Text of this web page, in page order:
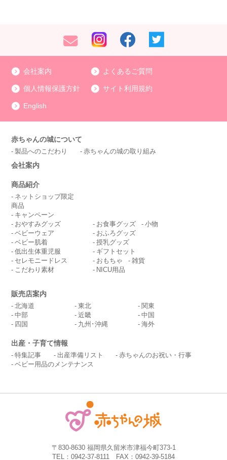
会社案内 よくあるご質問
個人情報保護方針 サイト利用規約
English
赤ちゃんの城について
製品へのこだわり 赤ちゃんの城の取り組み
会社案内
商品紹介
ネットショップ限定
商品
キャンペーン
おやすみグッズ
ベビーウェア
ベビー肌着
低出生体重児服
セレモニードレス
こだわり素材
お食事グッズ
小物
おふろグッズ
授乳グッズ
ギフトセット
おもちゃ
雑貨
NICU用品
販売店案内
北海道 東北
関東
中部
近畿
中国
四国
九州･沖縄 海外
出産・子育て情報
特集記事 出産準備リスト
赤ちゃんのお祝い・行事
ベビー用品のメンテナンス
〒830-8630 福岡県久留米市津福今町373-1
TEL：0942-37-8111 FAX：0942-39-5184